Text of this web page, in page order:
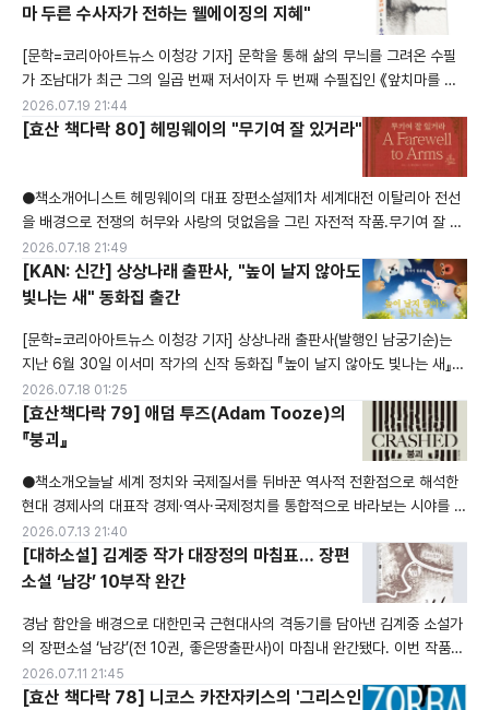
인의 「노을로 바람꽃으로」 (지식과감성출판사, 2025년 11월 15일 출간) 두
권의 신간 시집을 중심으로 출판 행사가 이어졌다.부부 시인인 김치환
마 두른 수사자가 전하는 웰에이징의 지혜"
[문학=코리아아트뉴스 이청강 기자] 문학을 통해 삶의 무늬를 그려온 수필
가 조남대가 최근 그의 일곱 번째 저서이자 두 번째 수필집인 《앞치마를 두
른 수사자》를 펴냈다. 2019년 수필가로 등단한 이후 시, 디카시, 여행기 등
장르를 넘나들며 왕성한 집필 활동을 이어온 조남대 작가가 이번 신간을 통
해 우리 시대 은퇴한 남성들에게 따뜻한 위로와 유쾌한 생존 전략을 건넨다.
야생의 수사자에서 가정의 앞치마를 두르기까지 신간의 제목인 《앞치마를
두른 수사자》는
2026.07.19 21:44
[효산 책다락 80] 헤밍웨이의 "무기여 잘 있거라"
●책소개어니스트 헤밍웨이의 대표 장편소설제1차 세계대전 이탈리아 전선
을 배경으로 전쟁의 허무와 사랑의 덧없음을 그린 자전적 작품.무기여 잘 있
거라 (A Farewell to Arms )는 헤밍웨이의 장편소설이다. 19세 때 헤밍웨
이는 이탈리아군 야전병원에 의용군으로서 참가했다. 다리에 부상을 입고,
또 전쟁에 대한 절망감을 스스로 깨달았다. 주인공 프레데릭 헨리는 야전병
원의 운전수로서 전선에서 두 다리에 부상, 입원한 이래 간호원 캐서린 버클
레와 서로
2026.07.18 21:49
[KAN: 신간] 상상나래 출판사, "높이 날지 않아도
빛나는 새" 동화집 출간
[문학=코리아아트뉴스 이청강 기자] 상상나래 출판사(발행인 남궁기순)는
지난 6월 30일 이서미 작가의 신작 동화집 『높이 날지 않아도 빛나는 새』를
정식 출판했다. 신간은 다른 새들처럼 높이 날지 못하는 작은 새 '토리'의 이
야기를 통해, 아이들에게 용기와 희망, 배려와 공감의 가치를 따뜻하게 전한
다. 주인공 토리는 왼쪽 날개가 약해 높이 날 수 없다. 친구들의 놀림 속에서
자신감을 잃고 숨어 지내지만, 위기의 순간 누구보다 용감하게 친구들을 돕
는다
2026.07.18 01:25
[효산책다락 79] 애덤 투즈(Adam Tooze)의
『붕괴』
●책소개오늘날 세계 정치와 국제질서를 뒤바꾼 역사적 전환점으로 해석한
현대 경제사의 대표작 경제·역사·국제정치를 통합적으로 바라보는 시야를 제
공하는 필독서 ●Synopsis2008년 금융위기를 이해하지 못하면 21세기
세계정치도 이해할 수 없다."는 문제의식을 가장 설득력 있게 펼쳐낸 역작입
니다. 경제·역사·국제정치를 통합적으로 바라보는 시야를 제공하는 필독서로
평가받습니다.2008년 미국의 금융위기가 어떻게 유럽 재정위기로 번졌는
지, 그리고 중국·러시
2026.07.13 21:40
[대하소설] 김계중 작가 대장정의 마침표… 장편
소설 ‘남강’ 10부작 완간
경남 함안을 배경으로 대한민국 근현대사의 격동기를 담아낸 김계중 소설가
의 장편소설 ‘남강’(전 10권, 좋은땅출판사)이 마침내 완간됐다. 이번 작품은
경남 함안을 배경으로 대한민국 근현대사 100년을 한 가문의 삶을 통해 그
려낸 대장정의 결실로, 한국문학사에 의미 있는 기록을 남기게 됐다. 작가 김
2026.07.11 21:45
[효산 책다락 78] 니코스 카잔자키스의 '그리스인